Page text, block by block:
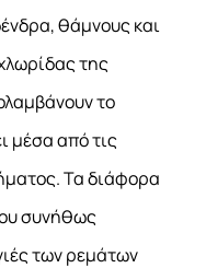
θάμνους και
της
το
μέσα από τις
Τα διάφορα
συνήθως
των ρεμάτων